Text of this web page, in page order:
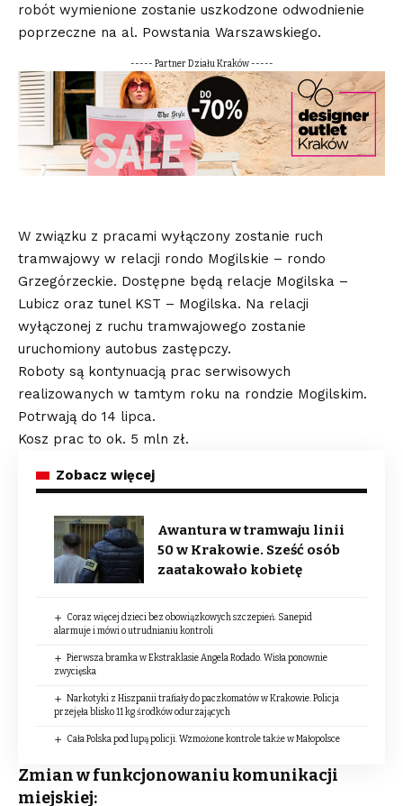
robót wymienione zostanie uszkodzone odwodnienie
poprzeczne na al. Powstania Warszawskiego.
----- Partner Działu Kraków -----
W związku z pracami wyłączony zostanie ruch
tramwajowy w relacji rondo Mogilskie – rondo
Grzegórzeckie. Dostępne będą relacje Mogilska –
Lubicz oraz tunel KST – Mogilska. Na relacji
wyłączonej z ruchu tramwajowego zostanie
uruchomiony autobus zastępczy.
Roboty są kontynuacją prac serwisowych
realizowanych w tamtym roku na rondzie Mogilskim.
Potrwają do 14 lipca.
Kosz prac to ok. 5 mln zł.
Zobacz więcej
Awantura w tramwaju linii
50 w Krakowie. Sześć osób
zaatakowało kobietę
Coraz więcej dzieci bez obowiązkowych szczepień. Sanepid
alarmuje i mówi o utrudnianiu kontroli
Pierwsza bramka w Ekstraklasie Angela Rodado. Wisła ponownie
zwycięska
Narkotyki z Hiszpanii trafiały do paczkomatów w Krakowie. Policja
przejęła blisko 11 kg środków odurzających
Cała Polska pod lupą policji. Wzmożone kontrole także w Małopolsce
Zmian w funkcjonowaniu komunikacji
miejskiej: